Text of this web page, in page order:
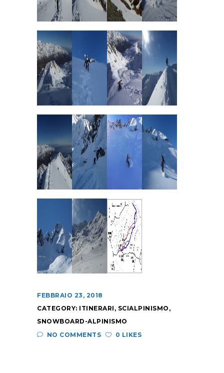
FEBBRAIO 23, 2018
CATEGORY: ITINERARI , SCIALPINISMO ,
SNOWBOARD-ALPINISMO
NO COMMENTS
0 LIKES